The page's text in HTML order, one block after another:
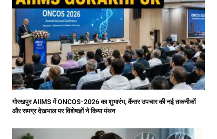
गोरखपुर AIIMS में ONCOS-2026 का शुभारंभ, कैंसर उपचार की नई तकनीकों
और समग्र देखभाल पर विशेषज्ञों ने किया मंथन